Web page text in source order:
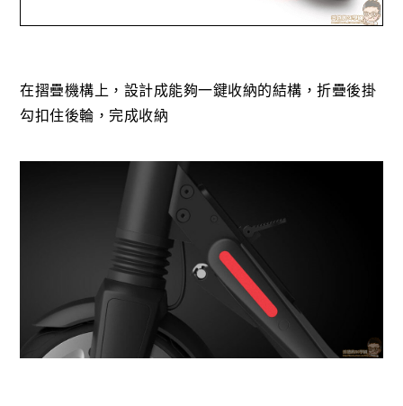
在摺疊機構上，設計成能夠一鍵收納的結構，折疊後掛
勾扣住後輪，完成收納